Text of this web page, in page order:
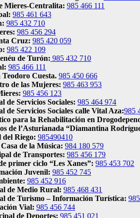
Mieres-Centralita: 985 466 111
985 461 643
985 432 710
985 456 294
Cruz: 985 420 059
985 422 109
de Turón: 985 432 710
985 466 111
Cuesta. 985 450 666
de las Mujeres: 985 463 953
985 456 123
de Servicios Sociales: 985 464 974
de Servicios Sociales calle Vital Aza:985
para la Rehabilitación en
de l’Asturianada “Diamantina
del Riego: 985490410
de la Música: 984 180 579
de Transportes: 985 456 179
primer ciclo “Les Xanes”: 985 453 702
Juvenil: 985 452 745
985 452 916
de Medio Rural: 985 468 431
de Turismo – Información Turística:
Vial: 985 456 744
de Deportes: 985 451 021